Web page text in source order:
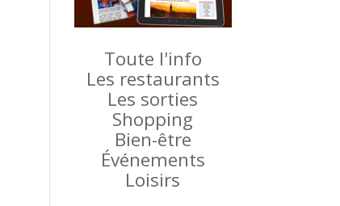
Toute l'info
Les restaurants
Les sorties
Shopping
Bien-être
Événements
Loisirs